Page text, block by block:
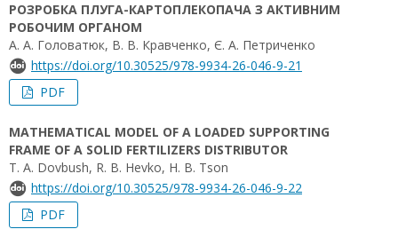
РОЗРОБКА ПЛУГА-КАРТОПЛЕКОПАЧА З АКТИВНИМ
РОБОЧИМ ОРГАНОМ
А. А. Головатюк, В. В. Кравченко, Є. А. Петриченко
https://doi.org/10.30525/978-9934-26-046-9-21
PDF
MATHEMATICAL MODEL OF A LOADED SUPPORTING
FRAME OF A SOLID FERTILIZERS DISTRIBUTOR
T. A. Dovbush, R. B. Hevko, H. B. Tson
https://doi.org/10.30525/978-9934-26-046-9-22
PDF